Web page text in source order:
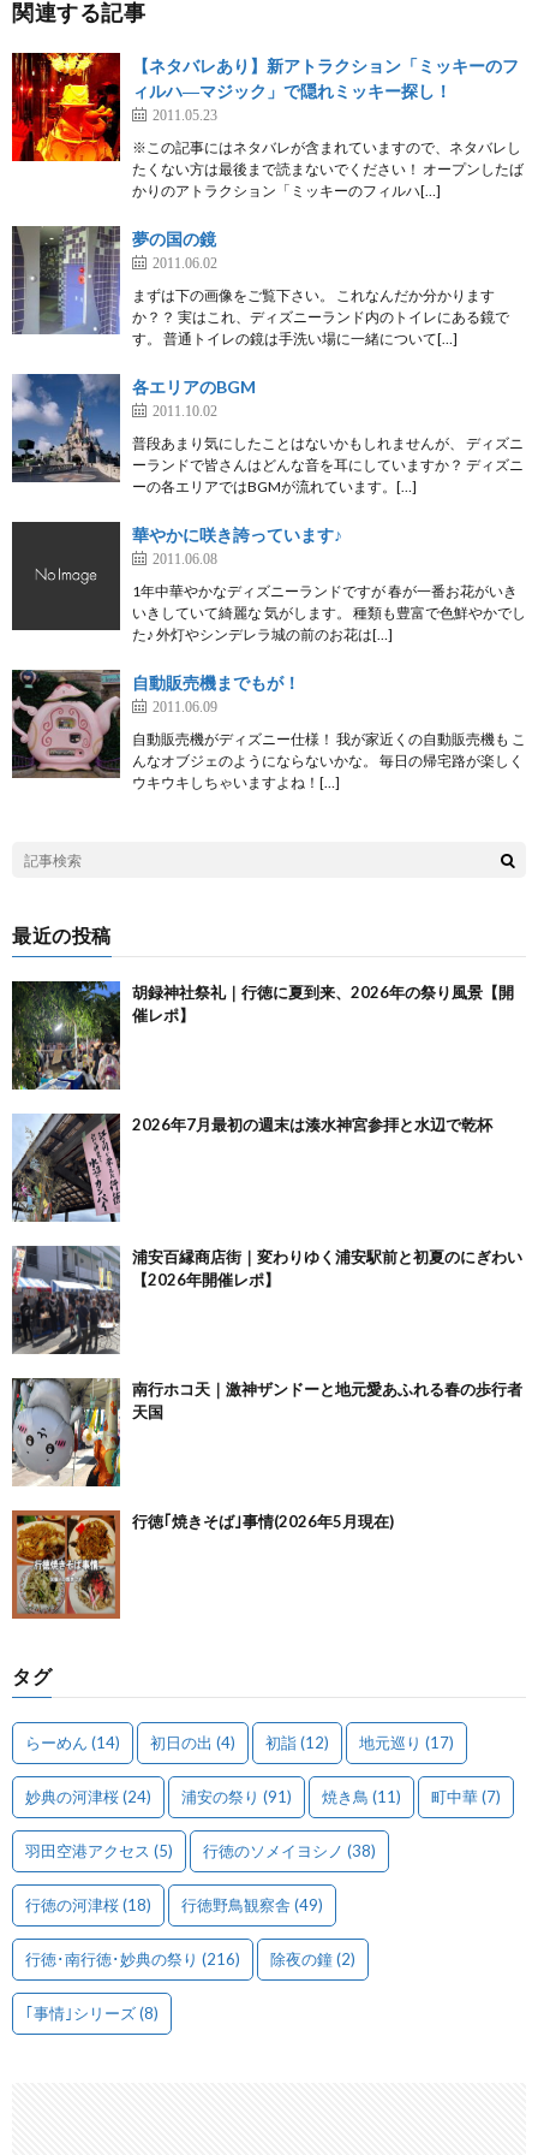
関連する記事
【ネタバレあり】新アトラクション「ミッキーのフ
ィルハ―マジック」で隠れミッキー探し！
2011.05.23
※この記事にはネタバレが含まれていますので、ネタバレし
たくない方は最後まで読まないでください！ オープンしたば
かりのアトラクション「ミッキーのフィルハ[…]
夢の国の鏡
2011.06.02
まずは下の画像をご覧下さい。 これなんだか分かります
か？？ 実はこれ、ディズニーランド内のトイレにある鏡で
す。 普通トイレの鏡は手洗い場に一緒について[…]
各エリアのBGM
2011.10.02
普段あまり気にしたことはないかもしれませんが、 ディズニ
ーランドで皆さんはどんな音を耳にしていますか？ ディズニ
ーの各エリアではBGMが流れています。[…]
華やかに咲き誇っています♪
2011.06.08
1年中華やかなディズニーランドですが 春が一番お花がいき
いきしていて綺麗な 気がします。 種類も豊富で色鮮やかでし
た♪ 外灯やシンデレラ城の前のお花は[…]
自動販売機までもが！
2011.06.09
自動販売機がディズニー仕様！ 我が家近くの自動販売機も こ
んなオブジェのようにならないかな。 毎日の帰宅路が楽しく
ウキウキしちゃいますよね！[…]
最近の投稿
胡録神社祭礼｜行徳に夏到来、2026年の祭り風景【開
催レポ】
2026年7月最初の週末は湊水神宮参拝と水辺で乾杯
浦安百縁商店街｜変わりゆく浦安駅前と初夏のにぎわい
【2026年開催レポ】
南行ホコ天｜激神ザンドーと地元愛あふれる春の歩行者
天国
行徳｢焼きそば｣事情(2026年5月現在)
タグ
らーめん (14) 初日の出 (4) 初詣(12) 地元巡り (17)
妙典の河津桜(24) 浦安の祭り (91) 焼き鳥 (11) 町中華(7)
羽田空港アクセス (5) 行徳のソメイヨシノ (38)
行徳の河津桜(18) 行徳野鳥観察舎 (49)
行徳･南行徳･妙典の祭り (216) 除夜の鐘(2)
｢事情｣シリーズ(8)